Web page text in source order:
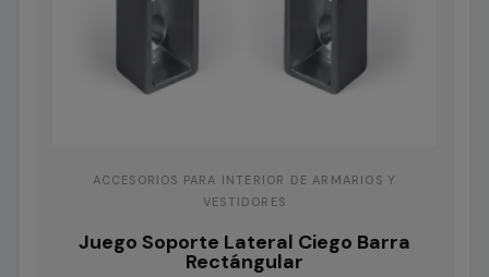
ACCESORIOS PARA INTERIOR DE ARMARIOS Y
VESTIDORES
Juego Soporte Lateral Ciego Barra
Rectángular